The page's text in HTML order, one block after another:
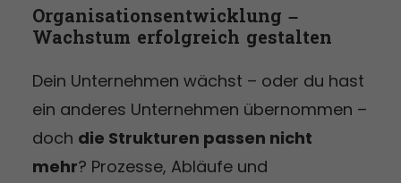
Organisations­entwicklung –
Wachstum erfolgreich gestalten
Dein Unternehmen wächst – oder du hast
ein anderes Unternehmen übernommen –
doch die Strukturen passen nicht
mehr? Prozesse, Abläufe und